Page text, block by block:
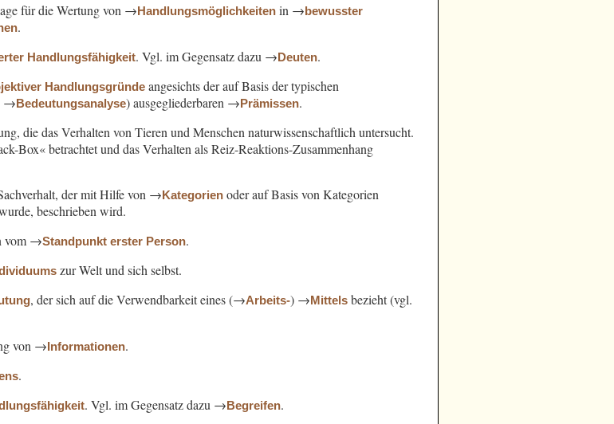
für die Wertung von →Handlungsmöglichkeiten in →bewusster
.
Handlungsfähigkeit. Vgl. im Gegensatz dazu →Deuten.
Handlungsgründe angesichts der auf Basis der typischen
→Bedeutungsanalyse) ausgegliederbaren →Prämissen.
die das Verhalten von Tieren und Menschen naturwissenschaftlich untersucht.
Box« betrachtet und das Verhalten als Reiz-Reaktions-Zusammenhang
der mit Hilfe von →Kategorien oder auf Basis von Kategorien
beschrieben wird.
vom →Standpunkt erster Person.
zur Welt und sich selbst.
, der sich auf die Verwendbarkeit eines (→Arbeits-) →Mittels bezieht (vgl.
von →Informationen.
.
. Vgl. im Gegensatz dazu →Begreifen.